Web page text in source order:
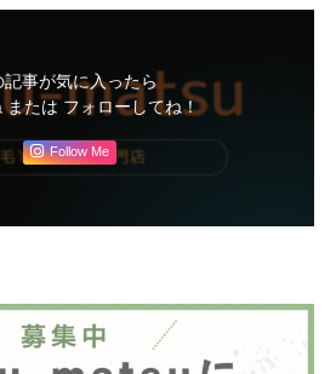
記事が気に入ったら
たは フォローしてね！
Follow Me